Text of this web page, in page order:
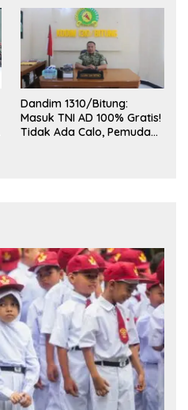
Kota Bitung
Dandim 1310/Bitung:
Masuk TNI AD 100% Gratis!
Tidak Ada Calo, Pemuda